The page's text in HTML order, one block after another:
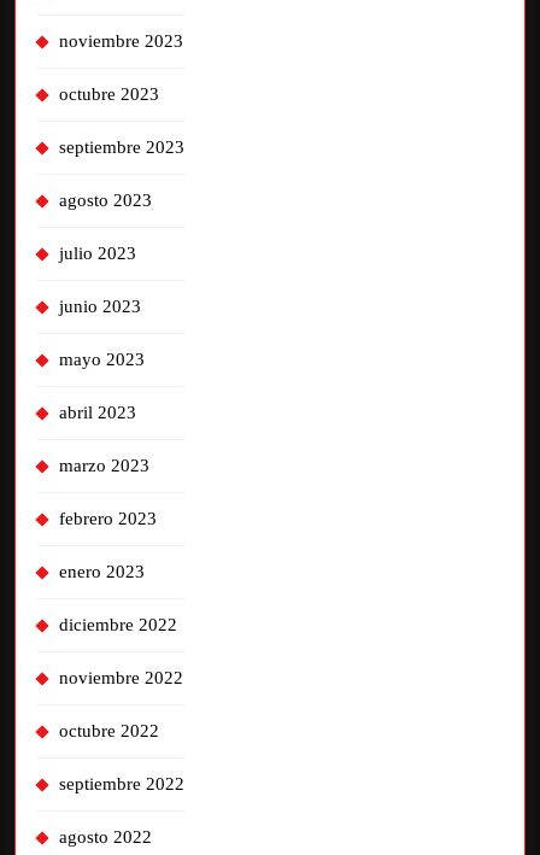
noviembre 2023
octubre 2023
septiembre 2023
agosto 2023
julio 2023
junio 2023
mayo 2023
abril 2023
marzo 2023
febrero 2023
enero 2023
diciembre 2022
noviembre 2022
octubre 2022
septiembre 2022
agosto 2022